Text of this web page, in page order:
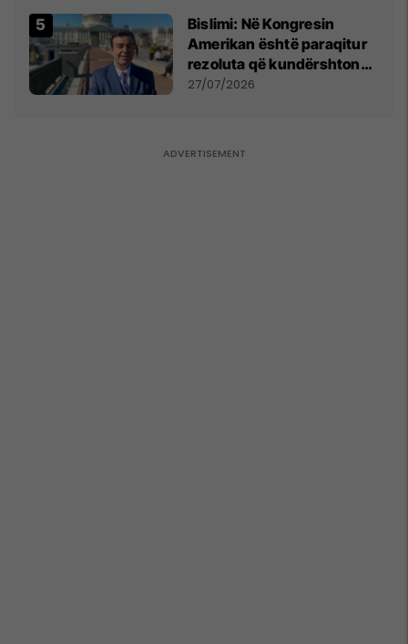
Bislimi: Në Kongresin
Amerikan është paraqitur
rezoluta që kundërshton
mbajtjen e Asamblesë
27/07/2026